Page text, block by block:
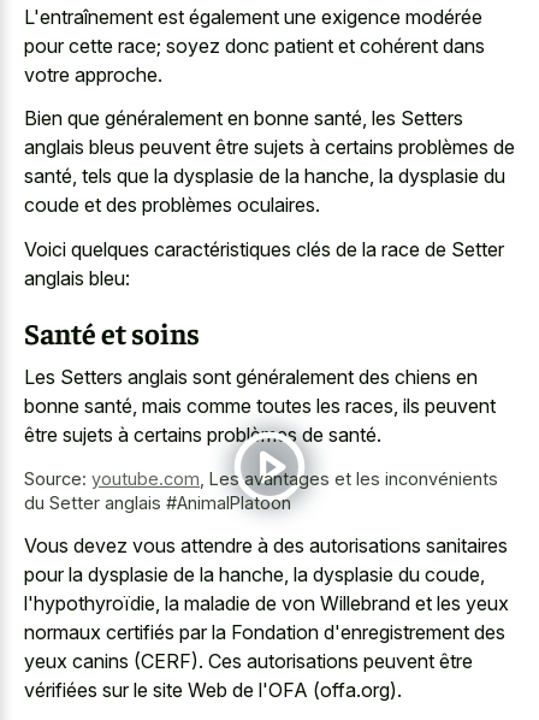
L'entraînement est également une exigence modérée
pour cette race; soyez donc patient et cohérent dans
votre approche.
Bien que généralement en bonne santé, les Setters
anglais bleus peuvent être sujets à certains problèmes de
santé, tels que la dysplasie de la hanche, la dysplasie du
coude et des problèmes oculaires.
Voici quelques caractéristiques clés de la race de Setter
anglais bleu:
Santé et soins
Les Setters anglais sont généralement des chiens en
bonne santé, mais comme toutes les races, ils peuvent
être sujets à certains problèmes de santé.
Source: youtube.com Les avantages et les inconvénients
du Setter anglais #AnimalPlatoon
Vous devez vous attendre à des autorisations sanitaires
pour la dysplasie de la hanche, la dysplasie du coude,
l'hypothyroïdie, la maladie de von Willebrand et les yeux
normaux certifiés par la Fondation d'enregistrement des
yeux canins (CERF). Ces autorisations peuvent être
vérifiées sur le site Web de l'OFA (offa.org).